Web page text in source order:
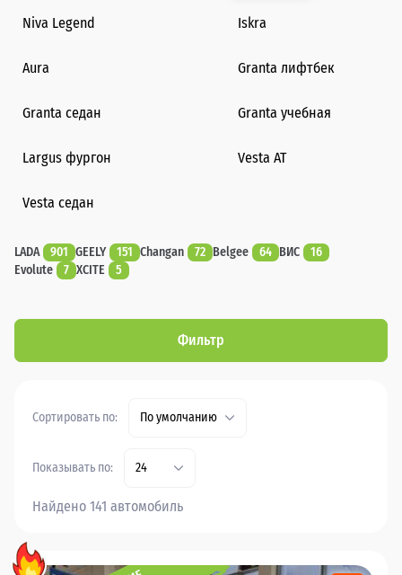
Niva Legend Iskra
Aura Granta лифтбек
Granta седан Granta учебная
Largus фургон Vesta AT
Vesta седан
LADA 901 GEELY 151 Changan 72 Belgee 64 ВИС
16
Evolute
7 XCITE 5
Фильтр
Сортировать по: По умолчанию
Показывать по: 24
Найдено 141 автомобиль